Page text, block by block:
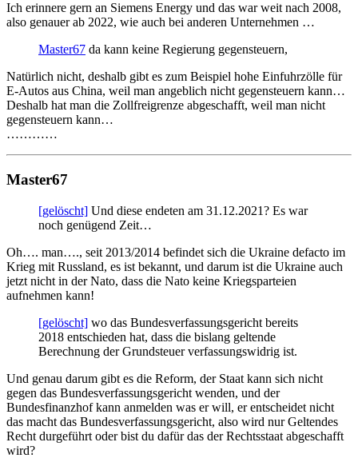
Ich erinnere gern an Siemens Energy und das war weit nach 2008,
also genauer ab 2022, wie auch bei anderen Unternehmen …
Master67 da kann keine Regierung gegensteuern,
Natürlich nicht, deshalb gibt es zum Beispiel hohe Einfuhrzölle für
E-Autos aus China, weil man angeblich nicht gegensteuern kann…
Deshalb hat man die Zollfreigrenze abgeschafft, weil man nicht
gegensteuern kann…
…………
Master67
[gelöscht] Und diese endeten am 31.12.2021? Es war
noch genügend Zeit…
Oh…. man…., seit 2013/2014 befindet sich die Ukraine defacto im
Krieg mit Russland, es ist bekannt, und darum ist die Ukraine auch
jetzt nicht in der Nato, dass die Nato keine Kriegsparteien
aufnehmen kann!
[gelöscht] wo das Bundesverfassungsgericht bereits
2018 entschieden hat, dass die bislang geltende
Berechnung der Grundsteuer verfassungswidrig ist.
Und genau darum gibt es die Reform, der Staat kann sich nicht
gegen das Bundesverfassungsgericht wenden, und der
Bundesfinanzhof kann anmelden was er will, er entscheidet nicht
das macht das Bundesverfassungsgericht, also wird nur Geltendes
Recht durgeführt oder bist du dafür das der Rechtsstaat abgeschafft
wird?